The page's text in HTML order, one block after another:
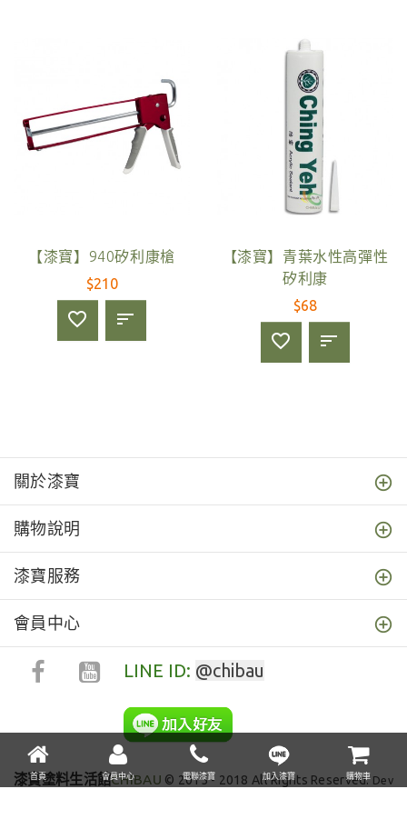
【漆寶】940矽利康槍
$210
【漆寶】青葉水性高彈性
矽利康
$68
關於漆寶
購物說明
漆寶服務
會員中心
LINE ID: @chibau
漆寶塗料生活館CHIBAU © 2015 - 2018 All Rights Reserved. Dev
首頁 會員中心 電聯漆寶 加入漆寶 購物車